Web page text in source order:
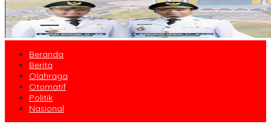
Beranda
Berita
Olahraga
Otomatif
Politik
Nasional